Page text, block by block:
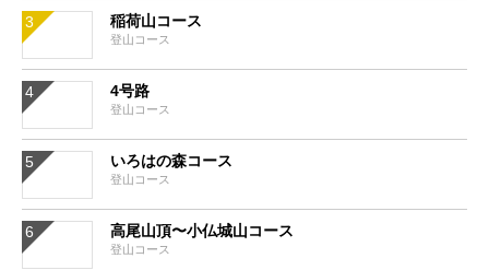
稲荷山コース
登山コース
4号路
登山コース
いろはの森コース
登山コース
高尾山頂〜小仏城山コース
登山コース